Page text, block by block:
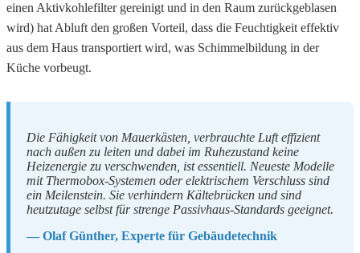
einen Aktivkohlefilter gereinigt und in den Raum zurückgeblasen
wird) hat Abluft den großen Vorteil, dass die Feuchtigkeit effektiv
aus dem Haus transportiert wird, was Schimmelbildung in der
Küche vorbeugt.
Die Fähigkeit von Mauerkästen, verbrauchte Luft effizient
nach außen zu leiten und dabei im Ruhezustand keine
Heizenergie zu verschwenden, ist essentiell. Neueste Modelle
mit Thermobox-Systemen oder elektrischem Verschluss sind
ein Meilenstein. Sie verhindern Kältebrücken und sind
heutzutage selbst für strenge Passivhaus-Standards geeignet.
— Olaf Günther, Experte für Gebäudetechnik